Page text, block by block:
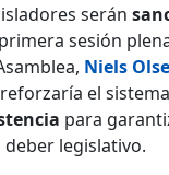
serán
sesión
Niels
el
para
legislativo.